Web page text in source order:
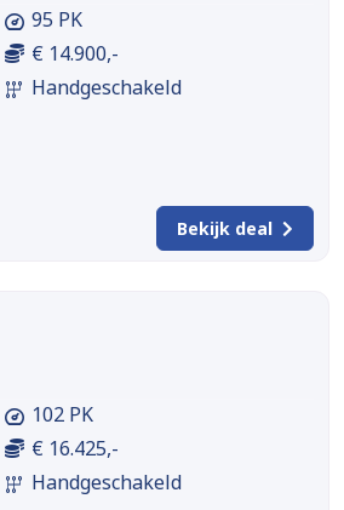
95 PK
€ 14.900,-
Handgeschakeld
Bekijk deal
102 PK
€ 16.425,-
Handgeschakeld